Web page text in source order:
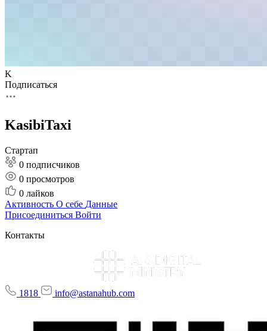
K
Подписаться
KasibiTaxi
Стартап
0 подписчиков
0 просмотров
0 лайков
Активность О себе Данные
Присоединиться Войти
Контакты
1818 info@astanahub.com